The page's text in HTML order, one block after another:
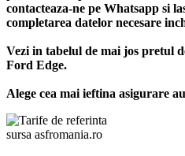
contacteaza-ne pe Whatsapp si
completarea datelor necesare
Vezi in tabelul de mai jos pretul
Ford Edge.
Alege cea mai ieftina asigurare
sursa asfromania.ro